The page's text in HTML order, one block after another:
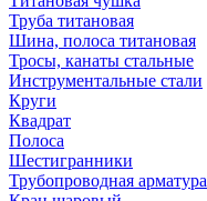
Труба титановая
Шина, полоса титановая
Тросы, канаты стальные
Инструментальные стали
Круги
Квадрат
Полоса
Шестигранники
Трубопроводная арматура